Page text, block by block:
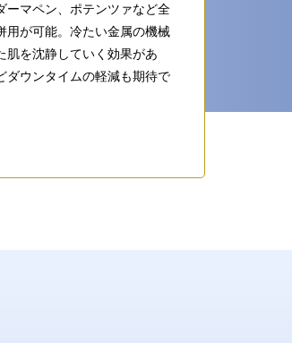
ーマペン、ポテンツァなど全
用が可能。冷たい金属の機械
肌を沈静していく効果があ
ダウンタイムの軽減も期待で